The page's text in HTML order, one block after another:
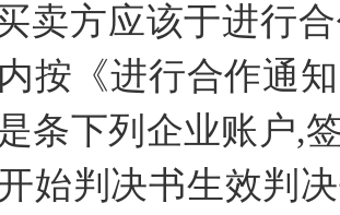
卖方应该于进行
按《进行合作通
条下列企业账户,
始判决书生效判